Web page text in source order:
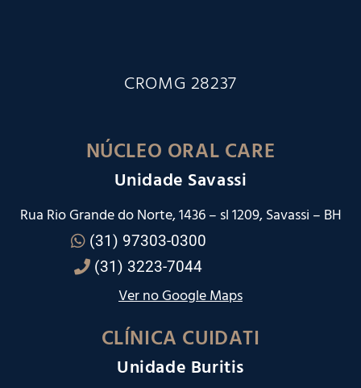
CROMG 28237
NÚCLEO ORAL CARE
Unidade Savassi
Rua Rio Grande do Norte, 1436 – sl 1209, Savassi – BH
(31) 97303-0300
(31) 3223-7044
Ver no Google Maps
CLÍNICA CUIDATI
Unidade Buritis